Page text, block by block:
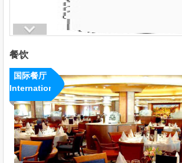
餐饮
国际餐厅
International
Dining
Room